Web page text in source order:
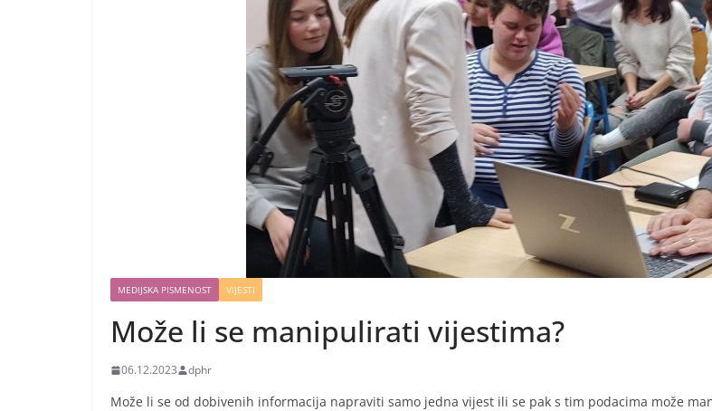
MEDIJSKA PISMENOST VIJESTI
Može li se manipulirati vijestima?
06.12.2023 dphr
Može li se od dobivenih informacija napraviti samo jedna vijest ili se pak s tim podacima može